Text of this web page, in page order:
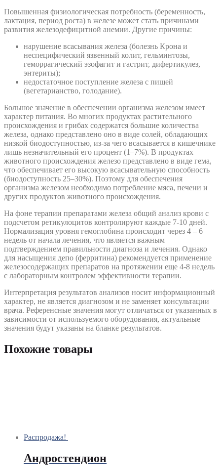
Повышенная физиологическая потребность (беременность,
лактация, период роста) в железе может стать причинами
развития железодефицитной анемии. Другие причины:
нарушение всасывания железа (болезнь Крона и
неспецифический язвенный колит, гельминтозы,
геморрагический эзофагит и гастрит, дифертикулез,
энтериты);
недостаточное поступление железа с пищей
(вегетарианство, голодание).
Большое значение в обеспечении организма железом имеет
характер питания. Во многих продуктах растительного
происхождения и грибах содержатся большие количества
железа, однако представлено оно в виде солей, обладающих
низкой биодоступностью, из-за чего всасывается в кишечнике
лишь незначительный его процент (1–7%). В продуктах
животного происхождения железо представлено в виде гема,
что обеспечивает его высокую всасывательную способность
(биодоступность 25–30%). Поэтому для обеспечения
организма железом необходимо потребление мяса, печени и
других продуктов животного происхождения.
На фоне терапии препаратами железа общий анализ крови с
подсчетом ретикулоцитов контролируют каждые 7-10 дней.
Нормализация уровня гемоглобина происходит через 4 – 6
недель от начала лечения, что является важным
подтверждением правильности диагноза и лечения. Однако
для насыщения депо (ферритина) рекомендуется применение
железосодержащих препаратов на протяжении еще 4-8 недель
с лабораторным контролем эффективности терапии.
Интерпретация результатов анализов носит информационный
характер, не является диагнозом и не заменяет консультации
врача. Референсные значения могут отличаться от указанных в
зависимости от используемого оборудования, актуальные
значения будут указаны на бланке результатов.
Похожие товары
Распродажа!
Андростендион